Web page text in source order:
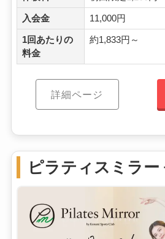
入会金 11,000円
1回あたりの
料金
約1,833円～
詳細ページ
ピラティスミラー